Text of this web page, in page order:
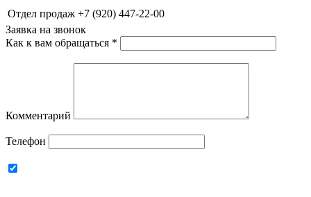
Отдел продаж +7 (920) 447-22-00
Заявка на звонок
Как к вам обращаться *
Комментарий
Телефон